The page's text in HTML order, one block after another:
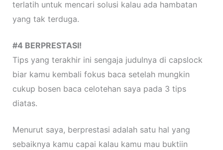
terlatih untuk mencari solusi kalau ada hambatan
yang tak terduga.
#4 BERPRESTASI!
Tips yang terakhir ini sengaja judulnya di capslock
biar kamu kembali fokus baca setelah mungkin
cukup bosen baca celotehan saya pada 3 tips
diatas.
Menurut saya, berprestasi adalah satu hal yang
sebaiknya kamu capai kalau kamu mau buktiin